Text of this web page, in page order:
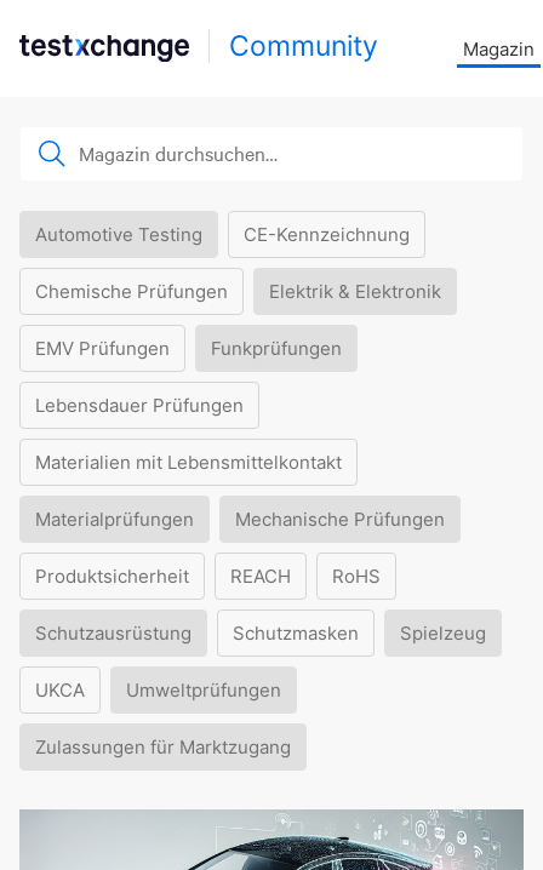
Community Magazin
Automotive Testing CE-Kennzeichnung
Chemische Prüfungen Elektrik & Elektronik
EMV Prüfungen Funkprüfungen
Lebensdauer Prüfungen
Materialien mit Lebensmittelkontakt
Materialprüfungen Mechanische Prüfungen
Produktsicherheit REACH RoHS
Schutzausrüstung Schutzmasken Spielzeug
UKCA Umweltprüfungen
Zulassungen für Marktzugang